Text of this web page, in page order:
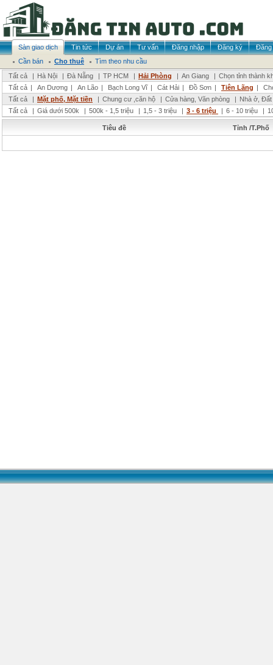
Sàn giao dịch Tin tức Dự án Tư vấn Đăng nhập Đăng ký
Đăng
Cần bán
Cho thuê
Tìm theo nhu cầu
Tất cả
| Hà Nội | Đà Nẵng | TP HCM | Hải Phòng | An Giang | Chọn tỉnh thành
Tất cả | An Dương | An Lão | Bạch Long Vĩ | Cát Hải | Đồ Sơn | Tiên Lãng |
Tất cả
| Mặt phố, Mặt tiền | Chung cư ,căn hộ | Cửa hàng, Văn phòng | Nhà ở,
Tất cả
| Giá dưới 500k | 500k - 1,5 triệu | 1,5 - 3 triệu | 3 - 6 triệu | 6 - 10 triệu |
Tiêu đề Tỉnh /T.Phố